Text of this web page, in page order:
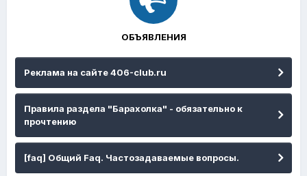
ОБЪЯВЛЕНИЯ
Реклама на сайте 406-club.ru
Правила раздела "Барахолка" - обязательно к
прочтению
[faq] Общий Faq. Частозадаваемые вопросы.